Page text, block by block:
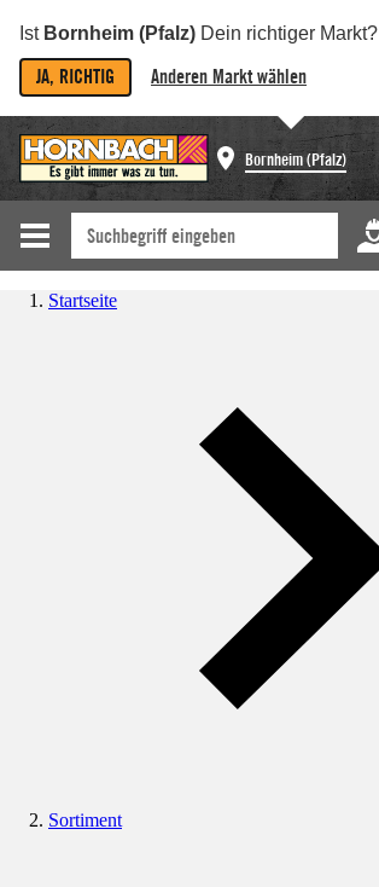
Ist Bornheim (Pfalz) Dein richtiger Markt?
JA, RICHTIG Anderen Markt wählen
Bornheim (Pfalz)
Startseite
Sortiment